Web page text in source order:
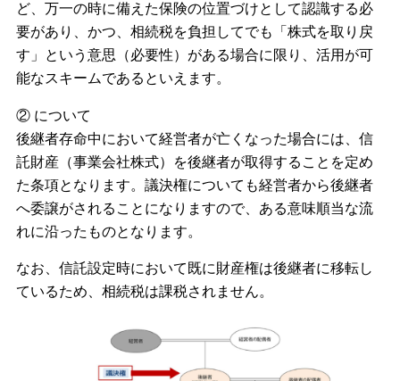
ど、万一の時に備えた保険の位置づけとして認識する必
要があり、かつ、相続税を負担してでも「株式を取り戻
す」という意思（必要性）がある場合に限り、活用が可
能なスキームであるといえます。
② について
後継者存命中において経営者が亡くなった場合には、信
託財産（事業会社株式）を後継者が取得することを定め
た条項となります。議決権についても経営者から後継者
へ委譲がされることになりますので、ある意味順当な流
れに沿ったものとなります。
なお、信託設定時において既に財産権は後継者に移転し
ているため、相続税は課税されません。